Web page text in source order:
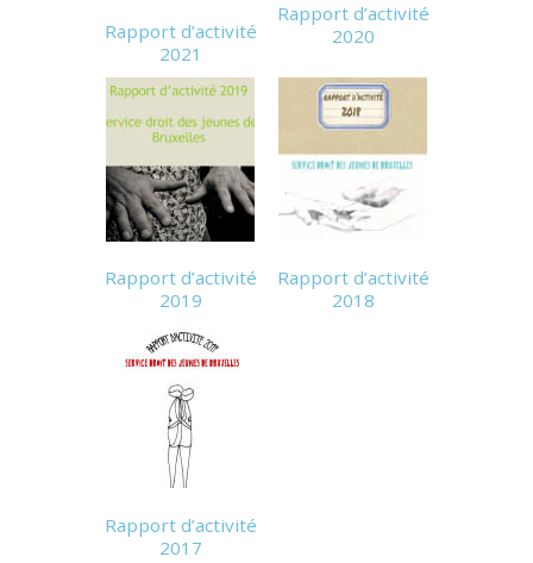
Rapport d’activité
2021
Rapport d’activité
2020
Rapport d’activité
2019
Rapport d’activité
2018
Rapport d’activité
2017